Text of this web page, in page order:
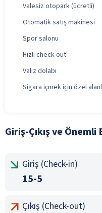
Valesiz otopark (ücretli)
Otomatik satış makinesi
Spor salonu
Hızlı check-out
Valiz dolabı
Sigara içmek için özel
Giriş-Çıkış ve
Giriş (Check-in)
15-5
Çıkış (Check-out)